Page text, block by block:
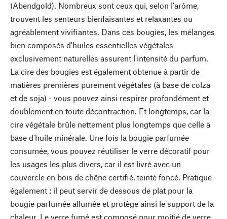
(Abendgold). Nombreux sont ceux qui, selon l'arôme,
trouvent les senteurs bienfaisantes et relaxantes ou
agréablement vivifiantes. Dans ces bougies, les mélanges
bien composés d'huiles essentielles végétales
exclusivement naturelles assurent l'intensité du parfum.
La cire des bougies est également obtenue à partir de
matières premières purement végétales (à base de colza
et de soja) - vous pouvez ainsi respirer profondément et
doublement en toute décontraction. Et longtemps, car la
cire végétale brûle nettement plus longtemps que celle à
base d'huile minérale. Une fois la bougie parfumée
consumée, vous pouvez réutiliser le verre décoratif pour
les usages les plus divers, car il est livré avec un
couvercle en bois de chêne certifié, teinté foncé. Pratique
également : il peut servir de dessous de plat pour la
bougie parfumée allumée et protège ainsi le support de la
chaleur. Le verre fumé est composé pour moitié de verre